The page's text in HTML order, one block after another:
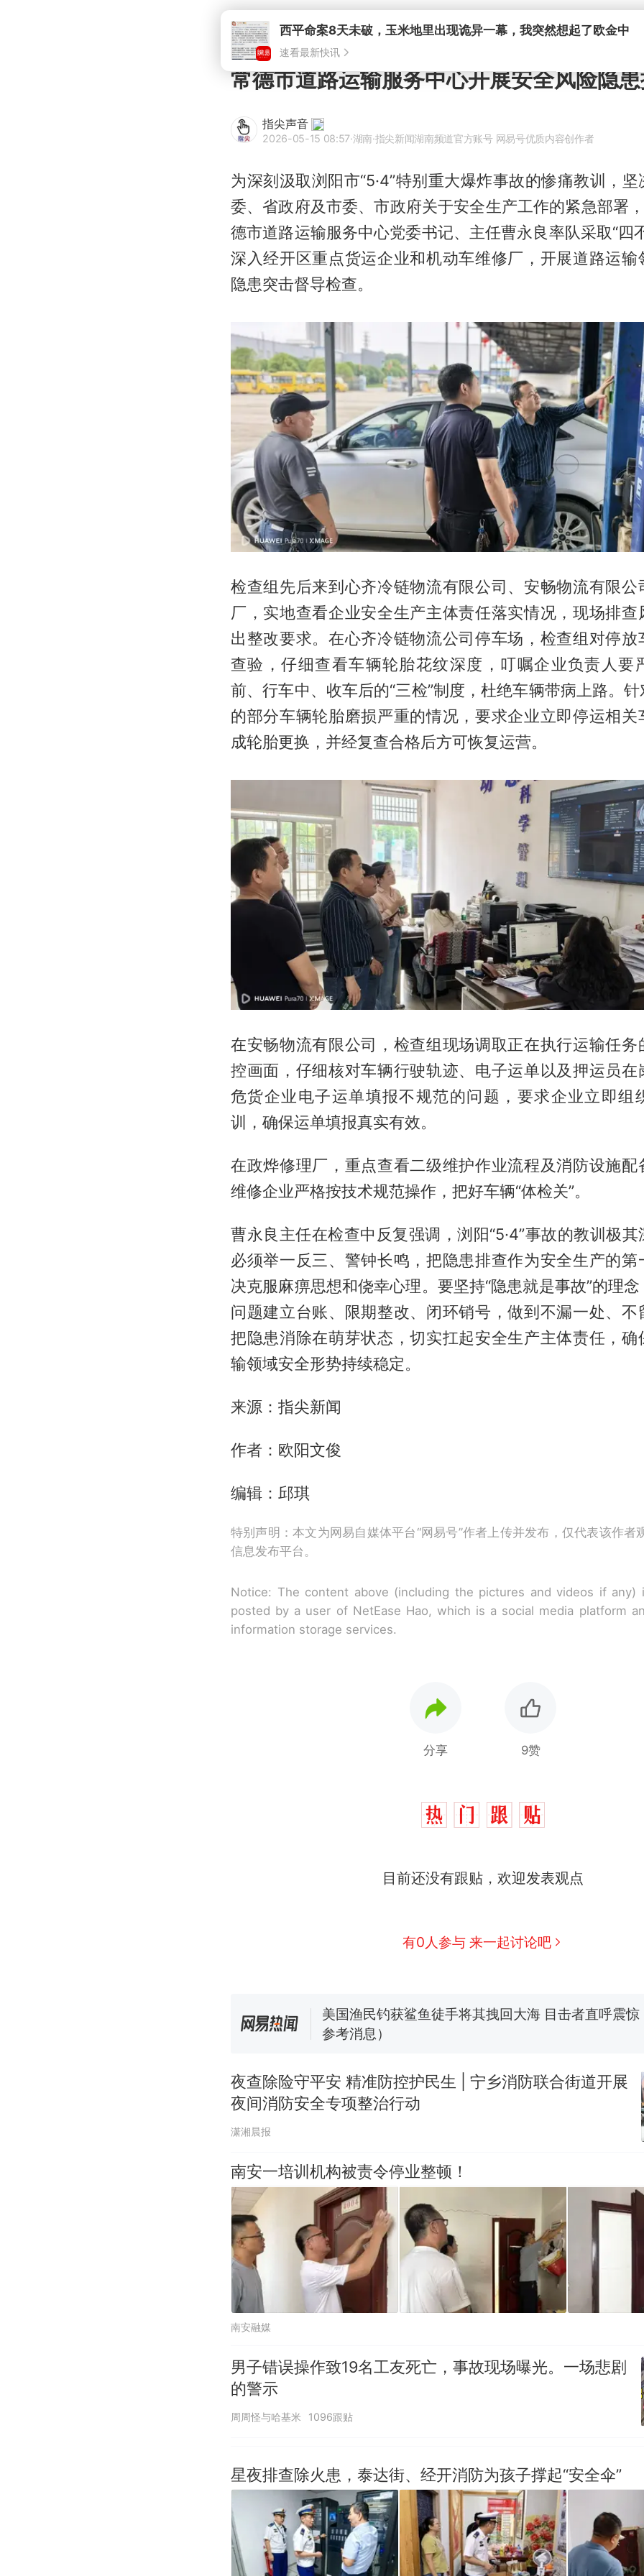
西平命案8天未破，玉米地里出现诡异一幕，我突然想起了欧金中
速看最新快讯
常德市道路运输服务中心开展安全风险隐
指尖声音
2026-05-15 08:57·湖南·指尖新闻湖南频道官方账号 网易号优质内容创作者
为深刻汲取浏阳市“5·4”特别重大爆炸事故的惨痛教训，
委、省政府及市委、市政府关于安全生产工作的紧急部署
德市道路运输服务中心党委书记、主任曹永良率队采取“四
深入经开区重点货运企业和机动车维修厂，开展道路运输
隐患突击督导检查。
检查组先后来到心齐冷链物流有限公司、安畅物流有限公
厂，实地查看企业安全生产主体责任落实情况，现场排查
出整改要求。在心齐冷链物流公司停车场，检查组对停放
查验，仔细查看车辆轮胎花纹深度，叮嘱企业负责人要
前、行车中、收车后的“三检”制度，杜绝车辆带病上路。
的部分车辆轮胎磨损严重的情况，要求企业立即停运相关
成轮胎更换，并经复查合格后方可恢复运营。
在安畅物流有限公司，检查组现场调取正在执行运输任务
控画面，仔细核对车辆行驶轨迹、电子运单以及押运员在
危货企业电子运单填报不规范的问题，要求企业立即组
训，确保运单填报真实有效。
在政烨修理厂，重点查看二级维护作业流程及消防设施配
维修企业严格按技术规范操作，把好车辆“体检关”。
曹永良主任在检查中反复强调，浏阳“5·4”事故的教训极
必须举一反三、警钟长鸣，把隐患排查作为安全生产的第
决克服麻痹思想和侥幸心理。要坚持“隐患就是事故”的理
问题建立台账、限期整改、闭环销号，做到不漏一处、不
把隐患消除在萌芽状态，切实扛起安全生产主体责任，确
输领域安全形势持续稳定。
来源：指尖新闻
作者：欧阳文俊
编辑：邱琪
特别声明：本文为网易自媒体平台“网易号”作者上传并发布，仅代表该作者
信息发布平台。
Notice: The content above (including the pictures and videos if any)
posted by a user of NetEase Hao, which is a social media platform
information storage services.
分享 9赞
目前还没有跟贴，欢迎发表观点
有0人参与 来一起讨论吧
那个在床头放菜刀的女孩，因老师一句“跟我回家”
美国渔民钓获鲨鱼徒手将其拽回大海 目击者直呼震惊
参考消息）
佛山一中学招聘物理教师，笔试前13名均遭淘汰？教
招聘，成立调查组全面核查
热 那个在床头放菜刀的女孩，因老师一句“跟我回家”
夜查除险守平安 精准防控护民生 | 宁乡消防联合街道开展
夜间消防安全专项整治行动
潇湘晨报
南安一培训机构被责令停业整顿！
南安融媒
男子错误操作致19名工友死亡，事故现场曝光。一场悲剧
的警示
周周怪与哈基米 1096跟贴
星夜排查除火患，泰达街、经开消防为孩子撑起“安全伞”